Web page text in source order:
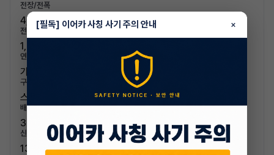
전장/전폭
4,456mm / 1,801mm
전고/축고
1,269mm / 2,484mm
연료/연비
가솔린 / 7.6km/L (5등급)
구분/좌석
스포츠카 / 2인승
배기량
3995cc
신차가격
138,700,000원
[필독] 이어카 사칭 사기 주의 안내 ×